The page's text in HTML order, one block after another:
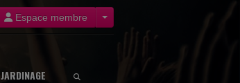
Espace membre
JARDINAGE